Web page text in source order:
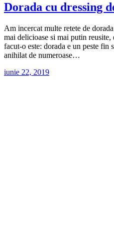
Dorada cu dressing
Am incercat multe retete de
mai delicioase si mai putin
facut-o este: dorada e un peste fin
anihilat de numeroase…
iunie 22, 2019